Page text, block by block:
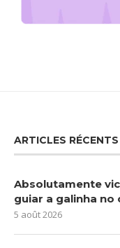
ARTICLES RÉCENTS
Absolutamente
guiar a galinha
5 août 2026